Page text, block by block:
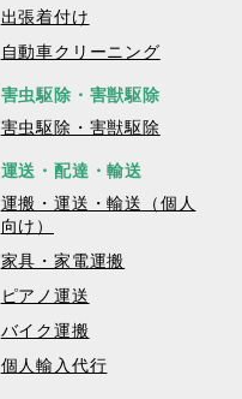
出張着付け
自動車クリーニング
害虫駆除・害獣駆除
害虫駆除・害獣駆除
運送・配達・輸送
運搬・運送・輸送（個人
向け）
家具・家電運搬
ピアノ運送
バイク運搬
個人輸入代行